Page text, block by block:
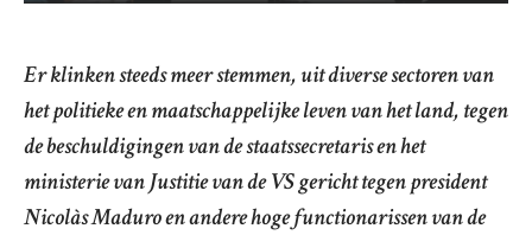
Er klinken steeds meer stemmen, uit diverse sectoren van
het politieke en maatschappelijke leven van het land, tegen
de beschuldigingen van de staatssecretaris en het
ministerie van Justitie van de VS gericht tegen president
Nicolàs Maduro en andere hoge functionarissen van de